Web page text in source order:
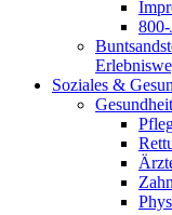
800-
Soziales &